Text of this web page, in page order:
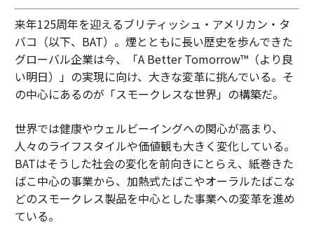
来年125周年を迎えるブリティッシュ・アメリカン・タ
バコ（以下、BAT）。煙とともに長い歴史を歩んできた
グローバル企業は今、「A Better Tomorrow™（より良
い明日）」の実現に向け、大きな変革に挑んでいる。そ
の中心にあるのが「スモークレスな世界」の構築だ。
世界では健康やウェルビーイングへの関心が高まり、
人々のライフスタイルや価値観も大きく変化している。
BATはそうした社会の変化を前向きにとらえ、紙巻きた
ばこ中心の事業から、加熱式たばこやオーラルたばこな
どのスモークレス製品を中心とした事業への変革を進め
ている。